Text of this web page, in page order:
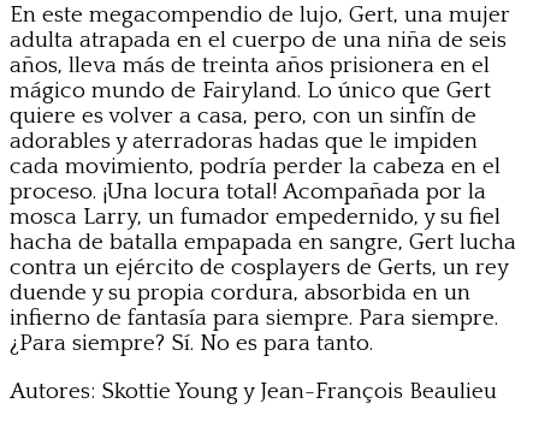
En este megacompendio de lujo, Gert, una mujer
adulta atrapada en el cuerpo de una niña de seis
años, lleva más de treinta años prisionera en el
mágico mundo de Fairyland. Lo único que Gert
quiere es volver a casa, pero, con un sinfín de
adorables y aterradoras hadas que le impiden
cada movimiento, podría perder la cabeza en el
proceso. ¡Una locura total! Acompañada por la
mosca Larry, un fumador empedernido, y su fiel
hacha de batalla empapada en sangre, Gert lucha
contra un ejército de cosplayers de Gerts, un rey
duende y su propia cordura, absorbida en un
infierno de fantasía para siempre. Para siempre.
¿Para siempre? Sí. No es para tanto.
Autores: Skottie Young y Jean-François Beaulieu